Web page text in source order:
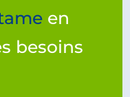
en
besoins